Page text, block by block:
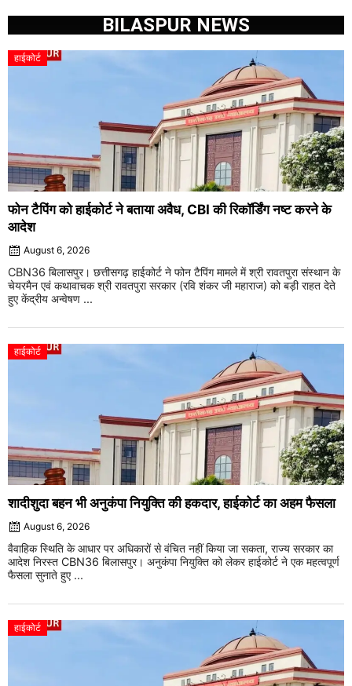
BILASPUR NEWS
हाईकोर्ट
फोन टैपिंग को हाईकोर्ट ने बताया अवैध, CBI की रिकॉर्डिंग नष्ट करने के
आदेश
August 6, 2026
CBN36 बिलासपुर। छत्तीसगढ़ हाईकोर्ट ने फोन टैपिंग मामले में श्री रावतपुरा संस्थान के
चेयरमैन एवं कथावाचक श्री रावतपुरा सरकार (रवि शंकर जी महाराज) को बड़ी राहत देते
हुए केंद्रीय अन्वेषण ...
हाईकोर्ट
शादीशुदा बहन भी अनुकंपा नियुक्ति की हकदार, हाईकोर्ट का अहम फैसला
August 6, 2026
वैवाहिक स्थिति के आधार पर अधिकारों से वंचित नहीं किया जा सकता, राज्य सरकार का
आदेश निरस्त CBN36 बिलासपुर। अनुकंपा नियुक्ति को लेकर हाईकोर्ट ने एक महत्वपूर्ण
फैसला सुनाते हुए ...
हाईकोर्ट